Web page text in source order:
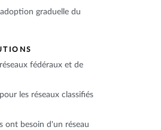
graduelle du
fédéraux et de
les réseaux classifiés
ont besoin d'un réseau